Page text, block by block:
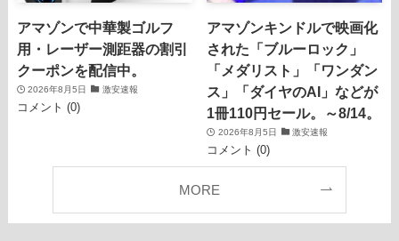
アマゾンで中華製ゴルフ
用・レーザー測距器の割引
クーポンを配信中。
2026年8月5日 激安速報
コメント (0)
アマゾンキンドルで映画化
された「ブルーロック」
「メダリスト」「ワンダン
ス」「ダイヤのAI」などが
1冊110円セール。～8/14。
2026年8月5日 激安速報
コメント (0)
MORE